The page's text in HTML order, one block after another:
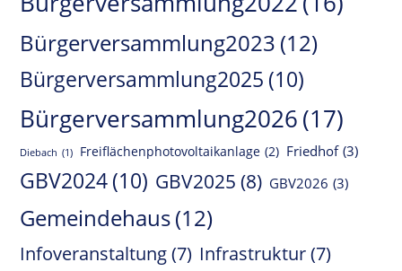
Bürgerversammlung2023 (12)
Bürgerversammlung2025 (10)
Bürgerversammlung2026(17)
Diebach (1) Freiflächenphotovoltaikanlage (2) Friedhof (3)
GBV2024(10) GBV2025 (8) GBV2026 (3)
Gemeindehaus(12)
Infoveranstaltung(7) Infrastruktur(7)